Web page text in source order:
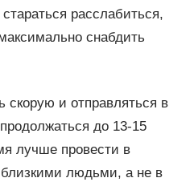
расслабиться,
снабдить
скорую и отправляться в
до 13-15
лучше провести в
людьми, а не в